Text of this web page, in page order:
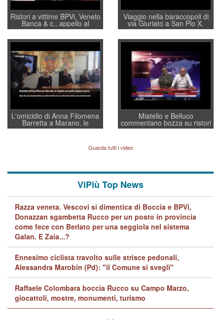
Ristori a vittime BPVi, Veneto
Banca & c., appello al
sottosegretario Alessio
Villarosa: per mettere ordine
convochi con Di Maio CNCU
a supporto della cabina di
regia al Mef
Viaggio nella baraccopoli di
via Giuriato a San Pio X.
Vicenza ai Vicentini: “faremo
un regalo di Natale ai
residenti”
L'omicidio di Anna Filomena
Barretta a Marano, le
indagini dei carabinieri di
Lavarra: più avvincenti di
quelle di... Barbara D'Urso
Miatello e Belluco
commentano bozza su ristori
BPVi e Veneto Banca
Guarda tutti i video
ViPiù Top News
Razza veneta. Vescovi si dimentica di Boccia e BPVi,
Donazzan sgambetta Rucco per un posto in provincia
come fece con Berlato per una seggiola nel sistema
Galan. E Zaia...?
Ennesimo ciclista travolto sulle strisce pedonali,
Alessandra Marobin (Pd): "il Comune si svegli"
Raffaele Colombara boccia Rucco su Campo Marzo,
giocattoli, mostre, monumenti, turismo